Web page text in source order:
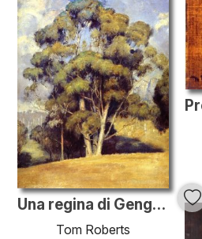
Una regina di Gengive
Tom Roberts